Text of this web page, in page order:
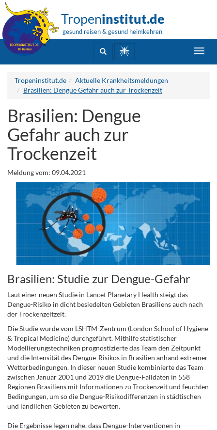
Tropeninstitut.de
gesund reisen & gesund heimkehren
Tropeninstitut.de
Aktuelle Krankheitsmeldungen
Brasilien: Dengue Gefahr auch zur Trockenzeit
Brasilien: Dengue
Gefahr auch zur
Trockenzeit
Meldung vom: 09.04.2021
Brasilien: Studie zur Dengue-Gefahr
Laut einer neuen Studie in Lancet Planetary Health steigt das
Dengue-Risiko in dicht besiedelten Gebieten Brasiliens auch nach
der Trockenzeitzeit.
Die Studie wurde vom LSHTM-Zentrum (London School of Hygiene
& Tropical Medicine) durchgeführt. Mithilfe statistischer
Modellierungstechniken prognostizierte das Team den Zeitpunkt
und die Intensität des Dengue-Risikos in Brasilien anhand extremer
Wetterbedingungen. In dieser neuen Studie kombinierte das Team
zwischen Januar 2001 und 2019 die Dengue-Falldaten in 558
Regionen Brasiliens mit Informationen zu Trockenzeit und feuchten
Bedingungen, um so die Dengue-Risikodifferenzen in städtischen
und ländlichen Gebieten zu bewerten.
Die Ergebnisse legen nahe, dass Dengue-Interventionen in